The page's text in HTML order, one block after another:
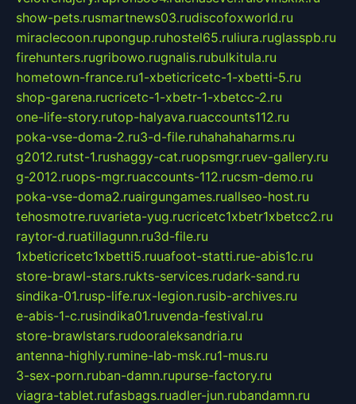
show-pets.rusmartnews03.rudiscofoxworld.ru
miraclecoon.rupongup.ruhostel65.ruliura.ruglasspb.ru
firehunters.rugribowo.rugnalis.rubulkitula.ru
hometown-france.ru1-xbeticricetc-1-xbetti-5.ru
shop-garena.rucricetc-1-xbetr-1-xbetcc-2.ru
one-life-story.rutop-halyava.ruaccounts112.ru
poka-vse-doma-2.ru3-d-file.ruhahahaharms.ru
g2012.rutst-1.rushaggy-cat.ruopsmgr.ruev-gallery.ru
g-2012.ruops-mgr.ruaccounts-112.rucsm-demo.ru
poka-vse-doma2.ruairgungames.ruallseo-host.ru
tehosmotre.ruvarieta-yug.rucricetc1xbetr1xbetcc2.ru
raytor-d.ruatillagunn.ru3d-file.ru
1xbeticricetc1xbetti5.ruuafoot-statti.rue-abis1c.ru
store-brawl-stars.rukts-services.rudark-sand.ru
sindika-01.rusp-life.rux-legion.rusib-archives.ru
e-abis-1-c.rusindika01.ruvenda-festival.ru
store-brawlstars.rudooraleksandria.ru
antenna-highly.rumine-lab-msk.ru1-mus.ru
3-sex-porn.ruban-damn.rupurse-factory.ru
viagra-tablet.rufasbags.ruadler-jun.rubandamn.ru